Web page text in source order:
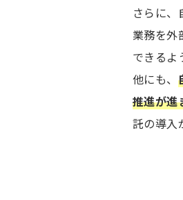
さらに、
業務を外
できるよ
他にも、
推進が進
託の導入